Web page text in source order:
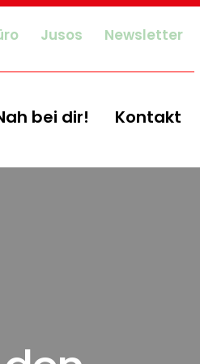
Jusos Newsletter
bei dir! Kontakt